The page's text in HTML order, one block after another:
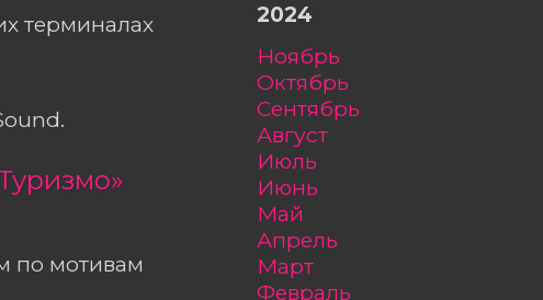
терминалах
по мотивам
2024
ноябрь
октябрь
сентябрь
август
июль
июнь
май
апрель
март
февраль